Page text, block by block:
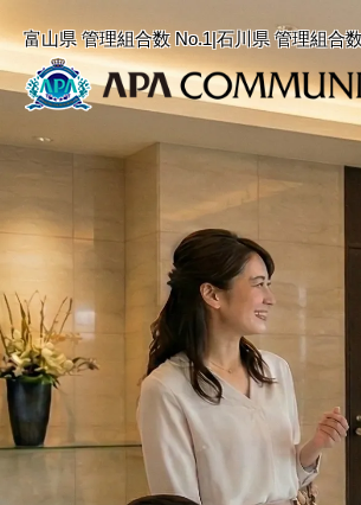
富山県 管理組合数 No.1|石川県 管理組合